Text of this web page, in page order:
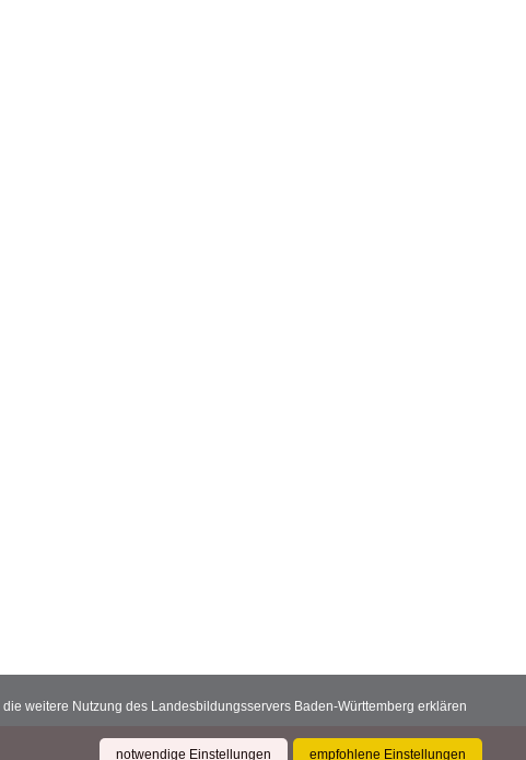
weitere Nutzung des Landesbildungsservers Baden-Württemberg erklären
notwendige Einstellungen
empfohlene Einstellungen